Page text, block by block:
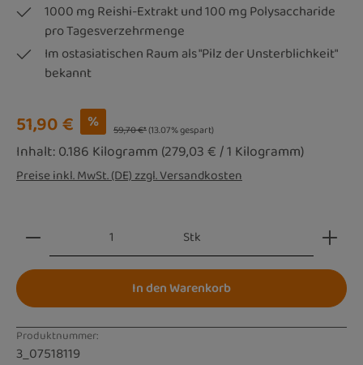
1000 mg Reishi-Extrakt und 100 mg Polysaccharide
pro Tagesverzehrmenge
Im ostasiatischen Raum als "Pilz der Unsterblichkeit"
bekannt
Verkaufspreis:
51,90 € % 59,70 €*(13.07% gespart)
Inhalt:0.186 Kilogramm (279,03 € / 1 Kilogramm)
Preise inkl. MwSt. (DE) zzgl. Versandkosten
Produkt Anzahl: Gib den gewünschten Wert ein
Stk
In den Warenkorb
Produktnummer:
3_07518119